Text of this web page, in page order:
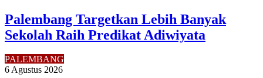
Palembang Targetkan Lebih Banyak
Sekolah Raih Predikat Adiwiyata
PALEMBANG
6 Agustus 2026